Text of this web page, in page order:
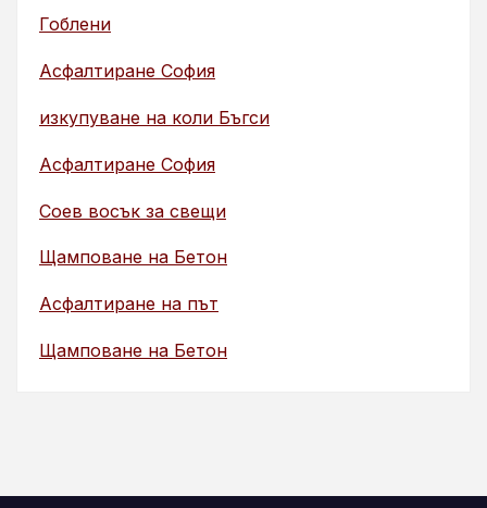
Гоблени
Асфалтиране София
изкупуване на коли Бъгси
Асфалтиране София
Соев восък за свещи
Щамповане на Бетон
Асфалтиране на път
Щамповане на Бетон